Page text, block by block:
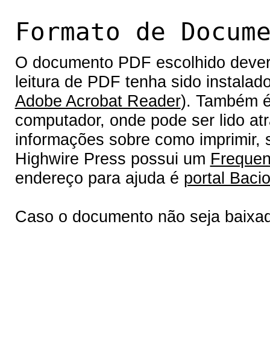
Formato de
O documento PDF escolhido
leitura de PDF tenha sido
Adobe Acrobat Reader). Também
computador, onde pode ser lido
informações sobre como
Highwire Press possui um
endereço para ajuda é portal
Caso o documento não seja